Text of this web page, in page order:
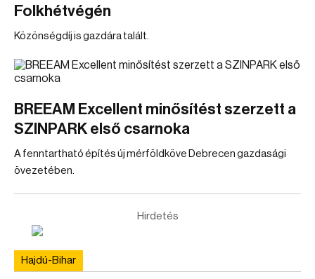
Folkhétvégén
Közönségdíj is gazdára talált.
BREEAM Excellent minősítést szerzett a
SZINPARK első csarnoka
A fenntartható építés új mérföldköve Debrecen gazdasági
övezetében.
Hirdetés
Hajdú-Bihar